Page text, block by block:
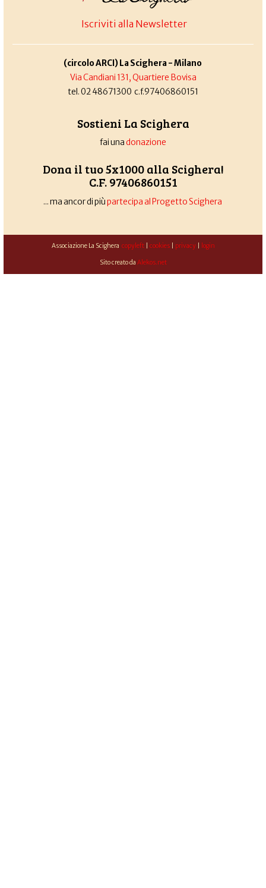
Iscriviti alla Newsletter
(circolo ARCI) La Scighera - Milano
Via Candiani 131, Quartiere Bovisa
tel. 02 48671300 c.f.97406860151
Sostieni La Scighera
fai unadonazione
Dona il tuo 5x1000 alla Scighera!
C.F. 97406860151
... ma ancor di piùpartecipa al Progetto Scighera
Associazione La Scighera copyleft| cookies| privacy| login
Sito creato da Alekos.net